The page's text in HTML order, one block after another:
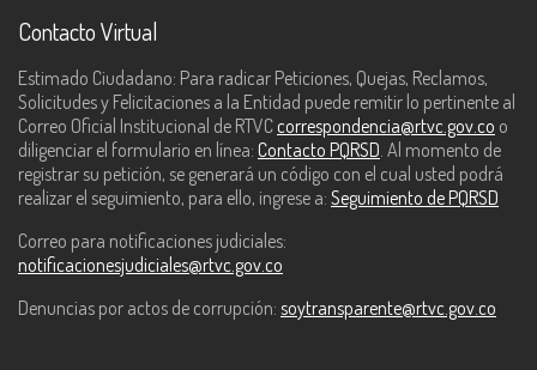
Contacto Virtual
Estimado Ciudadano: Para radicar Peticiones, Quejas, Reclamos,
Solicitudes y Felicitaciones a la Entidad puede remitir lo pertinente al
Correo Oficial Institucional de RTVC correspondencia@rtvc.gov.co o
diligenciar el formulario en línea: Contacto PQRSD. Al momento de
registrar su petición, se generará un código con el cual usted podrá
realizar el seguimiento, para ello, ingrese a: Seguimiento de PQRSD
Correo para notificaciones judiciales:
notificacionesjudiciales@rtvc.gov.co
Denuncias por actos de corrupción: soytransparente@rtvc.gov.co